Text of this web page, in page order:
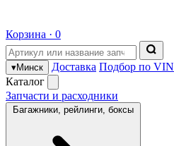
Корзина · 0
▾Минск Доставка Подбор по VIN
Каталог
Запчасти и расходники
Багажники, рейлинги, боксы